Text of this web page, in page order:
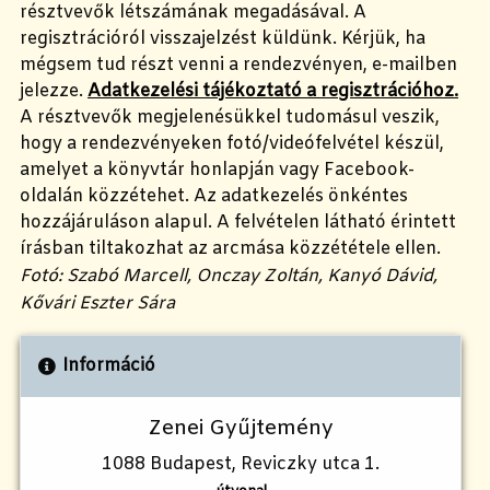
résztvevők létszámának megadásával. A
regisztrációról visszajelzést küldünk. Kérjük, ha
mégsem tud részt venni a rendezvényen, e-mailben
jelezze. Adatkezelési tájékoztató a regisztrációhoz.
A résztvevők megjelenésükkel tudomásul veszik,
hogy a rendezvényeken fotó/videófelvétel készül,
amelyet a könyvtár honlapján vagy Facebook-
oldalán közzétehet. Az adatkezelés önkéntes
hozzájáruláson alapul. A felvételen látható érintett
írásban tiltakozhat az arcmása közzététele ellen.
Fotó: Szabó Marcell, Onczay Zoltán, Kanyó Dávid,
Kővári Eszter Sára
Információ
Zenei Gyűjtemény
1088 Budapest, Reviczky utca 1.